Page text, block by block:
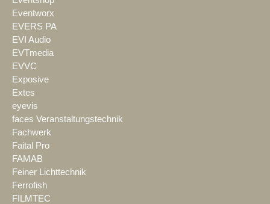
Eventworx
EVERS PA
EVI Audio
EVTmedia
EVVC
Exposive
Extes
eyevis
faces Veranstaltungstechnik
Fachwerk
Faital Pro
FAMAB
Feiner Lichttechnik
Ferrofish
FILMTEC